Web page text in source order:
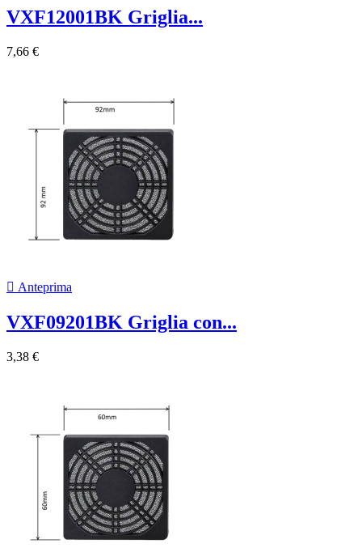
VXF12001BK Griglia...
7,66 €
 Anteprima
VXF09201BK Griglia con...
3,38 €